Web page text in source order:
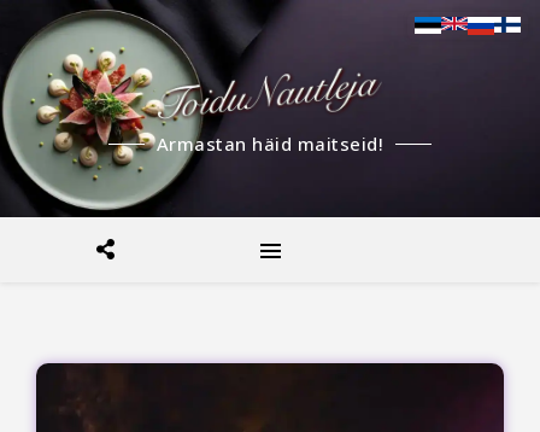
Armastan häid maitseid!